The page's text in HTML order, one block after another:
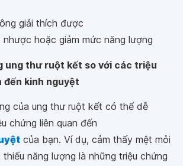
giải thích được
nhược hoặc giảm mức năng lượng
ung thư ruột kết so với các triệu
đến kinh nguyệt
của ung thư ruột kết có thể dễ
chứng liên quan đến
của bạn. Ví dụ, cảm thấy mệt mỏi
năng lượng là những triệu chứng